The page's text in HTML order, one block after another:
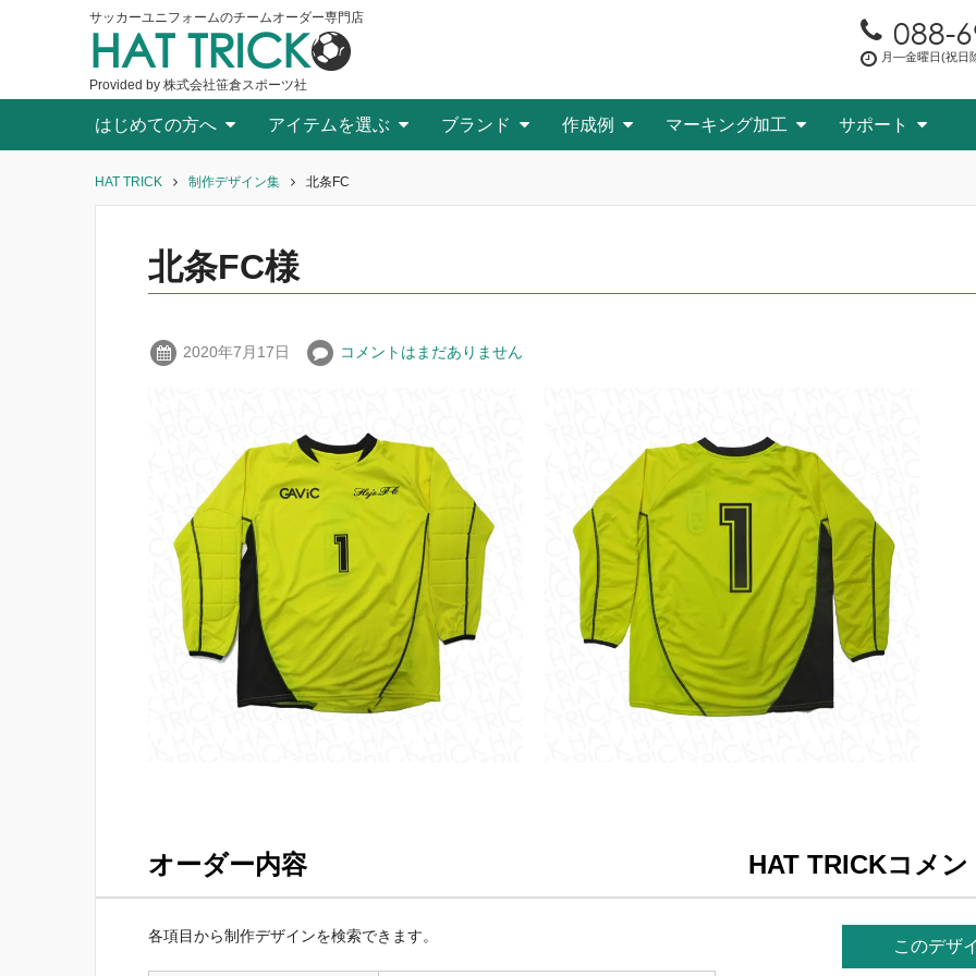
サッカーユニフォームのチームオーダー専門店
HAT TRICK
Provided by 株式会社笹倉スポーツ社
088-
月―金曜日(祝日
はじめての方へ アイテムを選ぶ ブランド 作成例 マーキング加工 サポート
HAT TRICK 制作デザイン集 北条FC
北条FC様
2020年7月17日 コメントはまだありません
オーダー内容
各項目から制作デザインを検索できます。
HAT TRICKコメン